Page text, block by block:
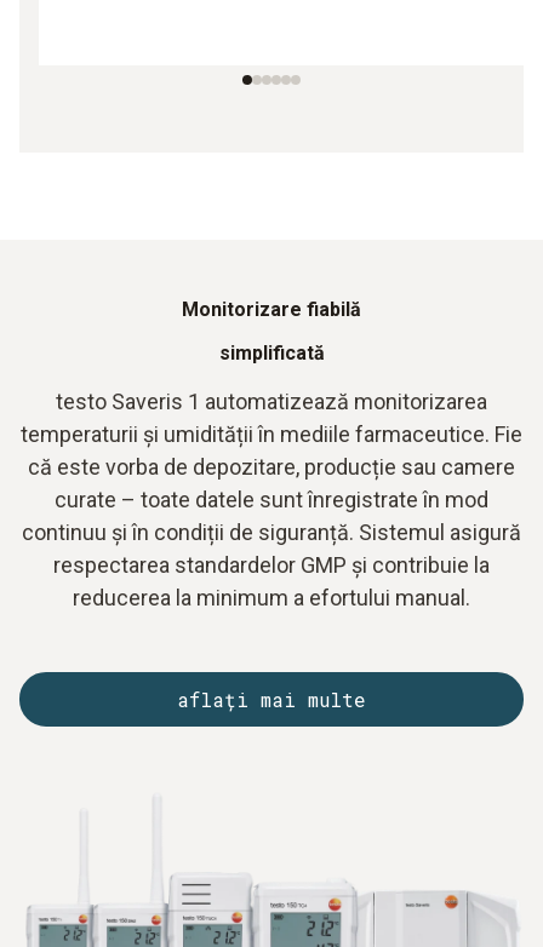
Monitorizare fiabilă
simplificată
testo Saveris 1 automatizează monitorizarea
temperaturii și umidității în mediile farmaceutice. Fie
că este vorba de depozitare, producție sau camere
curate – toate datele sunt înregistrate în mod
continuu și în condiții de siguranță. Sistemul asigură
respectarea standardelor GMP și contribuie la
reducerea la minimum a efortului manual.
aflați mai multe